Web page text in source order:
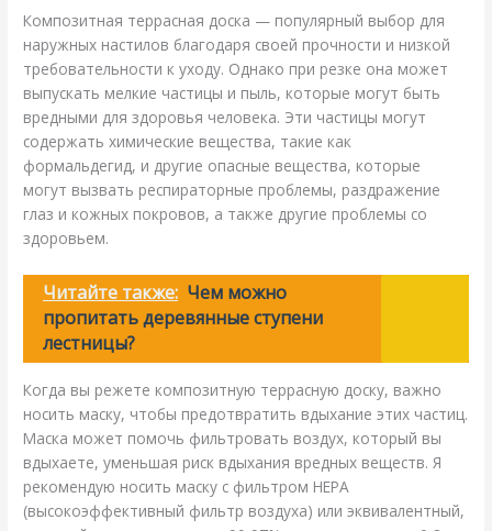
Композитная террасная доска — популярный выбор для
наружных настилов благодаря своей прочности и низкой
требовательности к уходу. Однако при резке она может
выпускать мелкие частицы и пыль, которые могут быть
вредными для здоровья человека. Эти частицы могут
содержать химические вещества, такие как
формальдегид, и другие опасные вещества, которые
могут вызвать респираторные проблемы, раздражение
глаз и кожных покровов, а также другие проблемы со
здоровьем.
Читайте также: Чем можно
пропитать деревянные ступени
лестницы?
Когда вы режете композитную террасную доску, важно
носить маску, чтобы предотвратить вдыхание этих частиц.
Маска может помочь фильтровать воздух, который вы
вдыхаете, уменьшая риск вдыхания вредных веществ. Я
рекомендую носить маску с фильтром HEPA
(высокоэффективный фильтр воздуха) или эквивалентный,